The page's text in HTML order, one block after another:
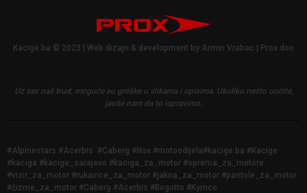
Kacige.ba © 2023 | Web dizajn & development by Armin Vrabac | Prox doo
Uz sav naš trud, moguće su greške u slikama i opisima. Ukoliko nešto uočite,
javite nam da to ispravimo.
#Alpinestars #Acerbis #Caberg #Nox #motoodijela#kacige.ba #Kacige
#kaciga #kacige_sarajevo #kaciga_za_motor #oprema_za_motore
#vizir_za_motor #rukavice_za_motor #jakna_za_motor #pantole_za_motor
#čizme_za_motor #Caberg #Acerbis #Bogotto #Kymco